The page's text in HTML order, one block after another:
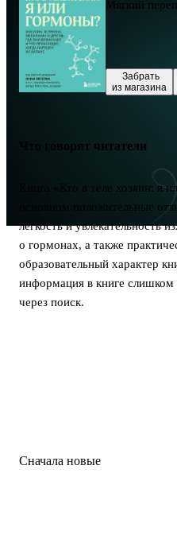
Мягкий
Забрать
из магазина
Что говорят читатели
Книга «Кто в теле хозяин: я
основном положительные
лёгкость и увлекательность
о гормонах, а также
образовательный характер
информация в книге
через поиск.
Сначала новые